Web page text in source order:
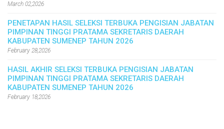
March 02,2026
PENETAPAN HASIL SELEKSI TERBUKA PENGISIAN JABATAN
PIMPINAN TINGGI PRATAMA SEKRETARIS DAERAH
KABUPATEN SUMENEP TAHUN 2026
February 28,2026
HASIL AKHIR SELEKSI TERBUKA PENGISIAN JABATAN
PIMPINAN TINGGI PRATAMA SEKRETARIS DAERAH
KABUPATEN SUMENEP TAHUN 2026
February 18,2026